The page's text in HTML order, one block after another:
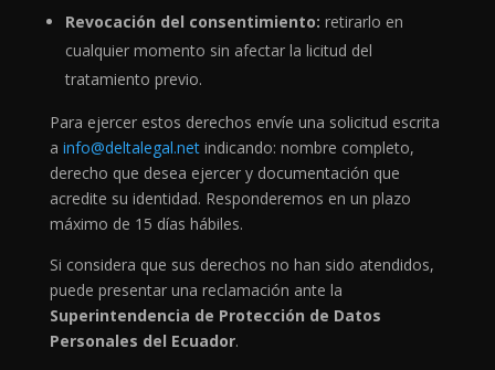
Revocación del consentimiento: retirarlo en
cualquier momento sin afectar la licitud del
tratamiento previo.
Para ejercer estos derechos envíe una solicitud escrita
a info@deltalegal.netindicando: nombre completo,
derecho que desea ejercer y documentación que
acredite su identidad. Responderemos en un plazo
máximo de 15 días hábiles.
Si considera que sus derechos no han sido atendidos,
puede presentar una reclamación ante la
Superintendencia de Protección de Datos
Personales del Ecuador.